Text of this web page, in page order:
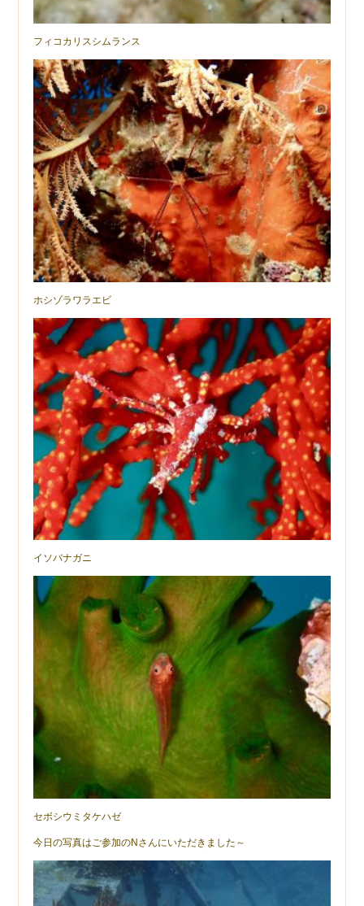
フィコカリスシムランス
ホシゾラワラエビ
イソバナガニ
セボシウミタケハゼ
今日の写真はご参加のNさんにいただきました～